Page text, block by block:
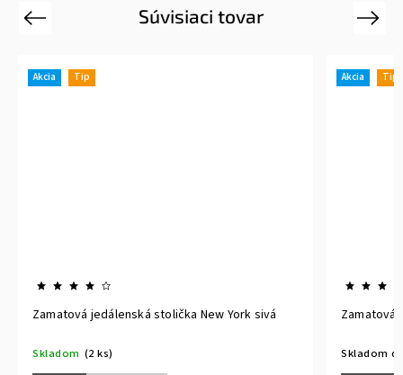
Súvisiaci tovar
Previous
Akcia Tip
Zamatová jedálenská stolička New York sivá
Skladom (2 ks)
Akcia Tip
Zamatová
Skladom
Next